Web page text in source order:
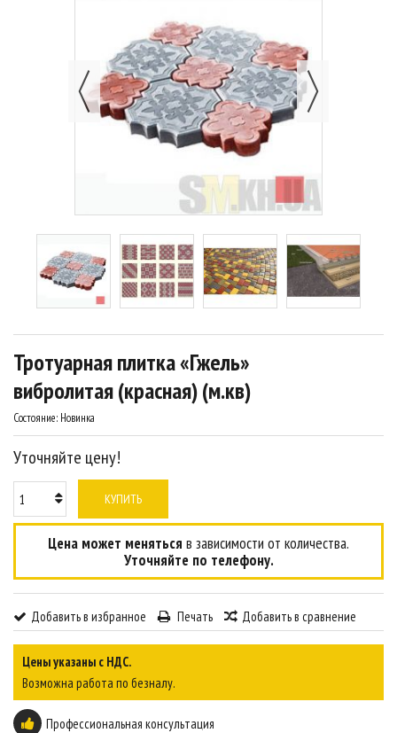
Тротуарная плитка «Гжель»
вибролитая (красная) (м.кв)
Состояние: Новинка
Уточняйте цену!
КУПИТЬ
Цена может меняться в зависимости от количества.
Уточняйте по телефону.
Добавить в избранное Печать Добавить в сравнение
Цены указаны с НДС.
Возможна работа по безналу.
Профессиональная консультация